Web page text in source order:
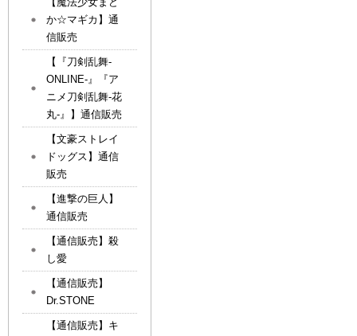
か☆マギカ】通
信販売
【『刀剣乱舞-
ONLINE-』『ア
ニメ刀剣乱舞-花
丸-』】通信販売
【文豪ストレイ
ドッグス】通信
販売
【進撃の巨人】
通信販売
【通信販売】殺
し愛
【通信販売】
Dr.STONE
【通信販売】キ